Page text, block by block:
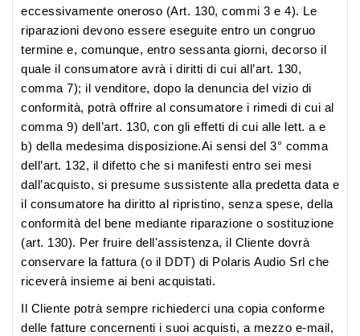
eccessivamente oneroso (Art. 130, commi 3 e 4). Le
riparazioni devono essere eseguite entro un congruo
termine e, comunque, entro sessanta giorni, decorso il
quale il consumatore avrà i diritti di cui all’art. 130,
comma 7); il venditore, dopo la denuncia del vizio di
conformità, potrà offrire al consumatore i rimedi di cui al
comma 9) dell’art. 130, con gli effetti di cui alle lett. a e
b) della medesima disposizione.Ai sensi del 3° comma
dell’art. 132, il difetto che si manifesti entro sei mesi
dall’acquisto, si presume sussistente alla predetta data e
il consumatore ha diritto al ripristino, senza spese, della
conformità del bene mediante riparazione o sostituzione
(art. 130). Per fruire dell'assistenza, il Cliente dovrà
conservare la fattura (o il DDT) di Polaris Audio Srl che
riceverà insieme ai beni acquistati.
Il Cliente potrà sempre richiederci una copia conforme
delle fatture concernenti i suoi acquisti, a mezzo e-mail,